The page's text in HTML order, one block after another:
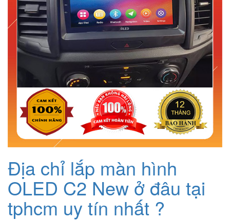
Địa chỉ lắp màn hình
OLED C2 New ở đâu tại
tphcm uy tín nhất ?